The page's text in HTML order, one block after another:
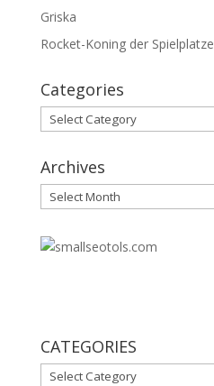
Griska
Rocket-Koning der Spielplatze
Categories
Categories
Archives
Archives
CATEGORIES
CATEGORIES